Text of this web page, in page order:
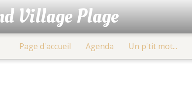
Village Plage
Page d'accueil Agenda Un p'tit mot...